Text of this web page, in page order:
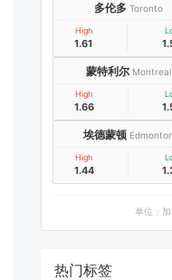
多伦多 Toronto
High
1.61
蒙特利尔 Montreal
High
1.66
埃德蒙顿 Edmonton
High
1.44
单位：
热门标签